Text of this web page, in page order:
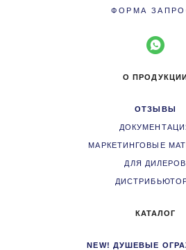
ФОРМА
О
ОТЗЫВЫ
МАРКЕТИНГОВЫЕ
ДЛЯ ДИЛЕРОВ
КАТАЛОГ
NEW! ДУШЕВЫЕ